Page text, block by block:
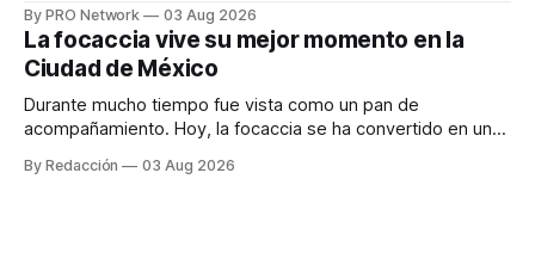
para los textos, alguien que supiera de publicidad digital
para encontrar prospectos, un vendedor para atender
llamadas y mensajes, y —con suerte— una persona
By PRO Network 03 Aug 2026
La focaccia vive su mejor momento en la
Ciudad de México
Durante mucho tiempo fue vista como un pan de
acompañamiento. Hoy, la focaccia se ha convertido en uno
artesanal, ingredientes de calidad y experiencias que
By Redacción 03 Aug 2026